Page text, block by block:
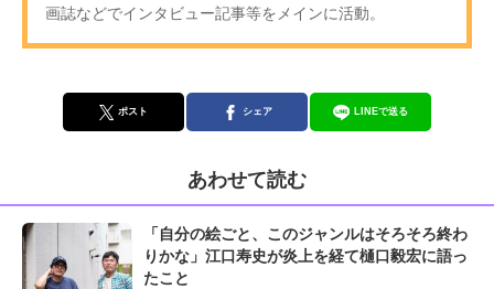
画誌などでインタビュー記事等をメインに活動。
ポスト シェア LINEで送る
あわせて読む
「自分の絵ごと、このジャンルはそろそろ終わ
りかな」江口寿史が炎上を経て樋口毅宏に語っ
たこと